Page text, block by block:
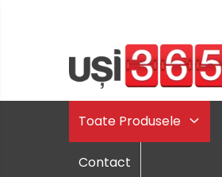
Toate Produsele
Contact